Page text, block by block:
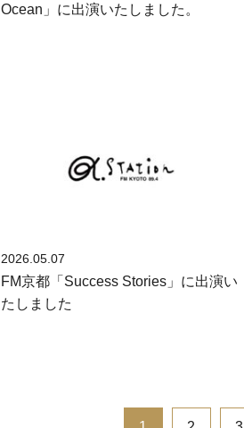
Ocean」に出演いたしました。
2026.05.07
FM京都「Success Stories」に出演い
たしました